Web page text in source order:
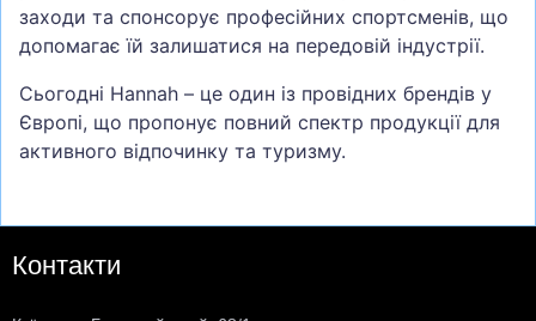
заходи та спонсорує професійних спортсменів, що
допомагає їй залишатися на передовій індустрії.
Сьогодні Hannah – це один із провідних брендів у
Європі, що пропонує повний спектр продукції для
активного відпочинку та туризму.
Контакти